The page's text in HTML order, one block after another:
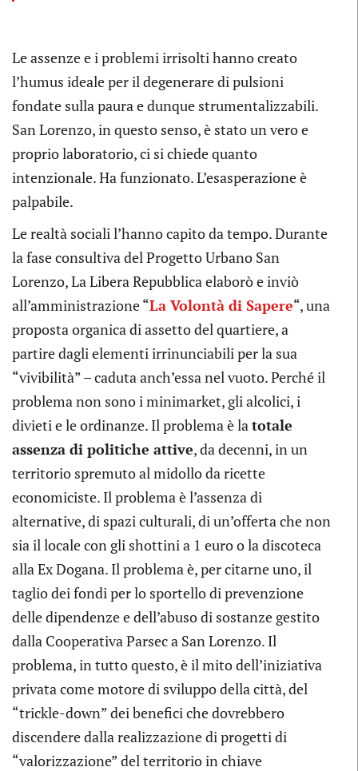
Le assenze e i problemi irrisolti hanno creato
l’humus ideale per il degenerare di pulsioni
fondate sulla paura e dunque strumentalizzabili.
San Lorenzo, in questo senso, è stato un vero e
proprio laboratorio, ci si chiede quanto
intenzionale. Ha funzionato. L’esasperazione è
palpabile.
Le realtà sociali l’hanno capito da tempo. Durante
la fase consultiva del Progetto Urbano San
Lorenzo, La Libera Repubblica elaborò e inviò
all’amministrazione “La Volontà di Sapere“, una
proposta organica di assetto del quartiere, a
partire dagli elementi irrinunciabili per la sua
“vivibilità” – caduta anch’essa nel vuoto. Perché il
problema non sono i minimarket, gli alcolici, i
divieti e le ordinanze. Il problema è latotale
assenza di politiche attive, da decenni, in un
territorio spremuto al midollo da ricette
economiciste. Il problema è l’assenza di
alternative, di spazi culturali, di un’offerta che non
sia il locale con gli shottini a 1 euro o la discoteca
alla Ex Dogana. Il problema è, per citarne uno, il
taglio dei fondi per lo sportello di prevenzione
delle dipendenze e dell’abuso di sostanze gestito
dalla Cooperativa Parsec a San Lorenzo. Il
problema, in tutto questo, è il mito dell’iniziativa
privata come motore di sviluppo della città, del
“trickle-down” dei benefici che dovrebbero
discendere dalla realizzazione di progetti di
“valorizzazione” del territorio in chiave